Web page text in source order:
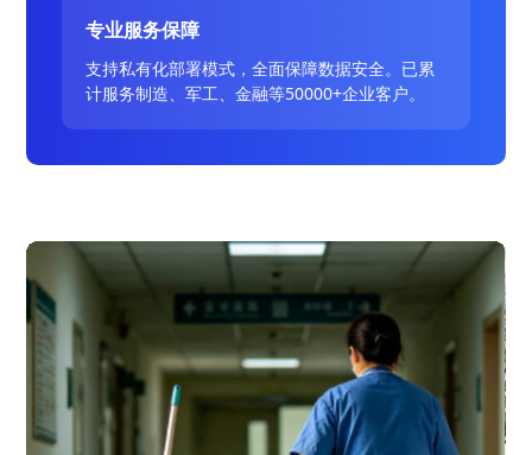
专业服务保障
支持私有化部署模式，全面保障数据安全。已累
计服务制造、军工、金融等50000+企业客户。